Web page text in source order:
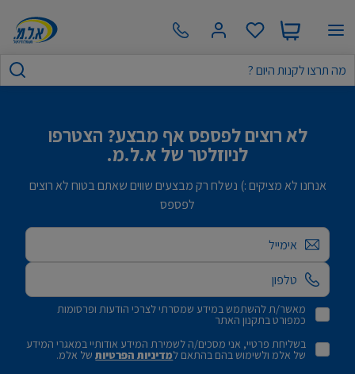
לא רוצים לפספס אף מבצע? הצטרפו
לניוזלטר של א.ל.מ.
אנחנו לא מציקים :) נשלח רק מבצעים שווים שאתם בטוח לא רוצים
לפספס
אימייל
מאשר/ת להשתמש במידע שמסרתי לצרכי הודעות ופרסומות
כמפורט בתקנון האתר
בשליחת פרטיי, אני מסכים/ה לשמירת המידע אודותיי במאגרי המידע
של אלמ ולשימוש בהם בהתאם למדיניות הפרטיותשל אלמ.